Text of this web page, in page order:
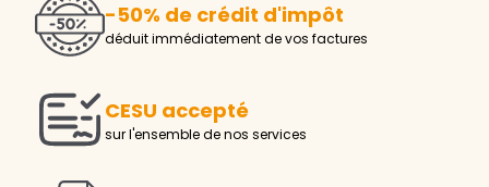
-50% de crédit d'impôt
déduit immédiatement de vos factures
CESU accepté
sur l'ensemble de nos services